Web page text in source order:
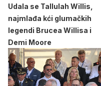
Udala se Tallulah Willis,
najmlađa kći glumačkih
legendi Brucea Willisa i
Demi Moore